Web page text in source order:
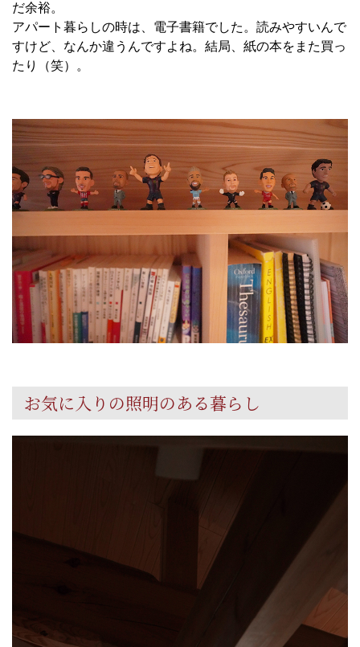
だ余裕。
アパート暮らしの時は、電子書籍でした。読みやすいんで
すけど、なんか違うんですよね。結局、紙の本をまた買っ
たり（笑）。
お気に入りの照明のある暮らし